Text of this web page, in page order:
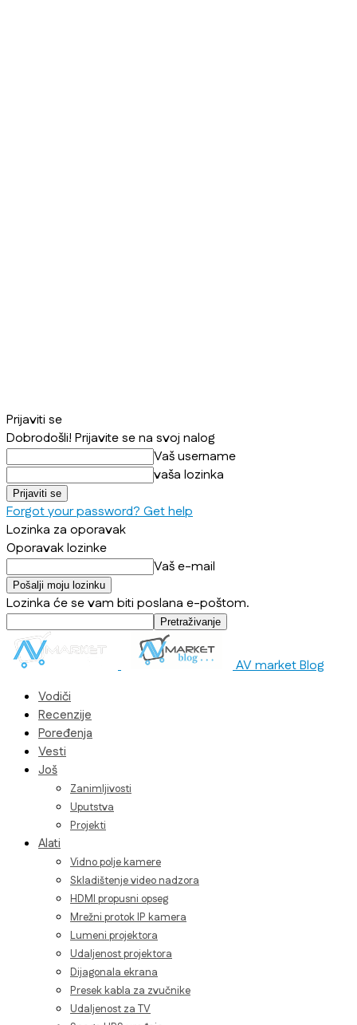
Prijaviti se
Dobrodošli! Prijavite se na svoj nalog
Vaš username
vaša lozinka
Forgot your password? Get help
Lozinka za oporavak
Oporavak lozinke
Vaš e-mail
Lozinka će se vam biti poslana e-poštom.
AV market Blog
Vodiči
Recenzije
Poređenja
Vesti
Još
Zanimljivosti
Uputstva
Projekti
Alati
Vidno polje kamere
Skladištenje video nadzora
HDMI propusni opseg
Mrežni protok IP kamera
Lumeni projektora
Udaljenost projektora
Dijagonala ekrana
Presek kabla za zvučnike
Udaljenost za TV